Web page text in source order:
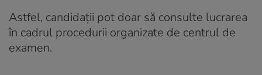
Astfel, candidații pot doar să consulte lucrarea
în cadrul procedurii organizate de centrul de
examen.